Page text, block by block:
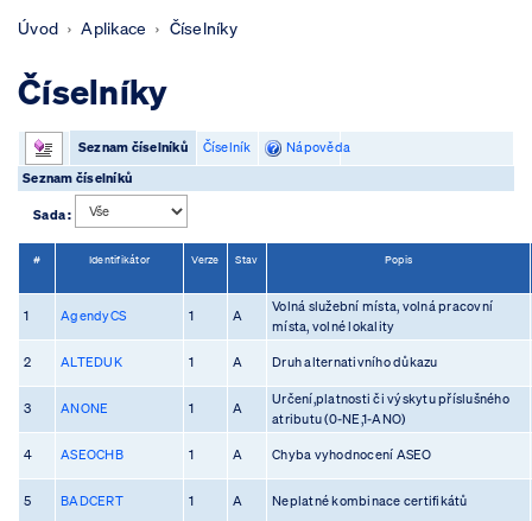
Úvod Aplikace Číselníky
Číselníky
Seznam číselníků Číselník
Nápověda
Seznam číselníků
Sada :
# Identifikátor Verze Stav Popis
1 AgendyCS 1 A
Volná služební místa, volná pracovní
místa, volné lokality
2 ALTEDUK 1 A Druh alternativního důkazu
3 ANONE 1 A
Určení,platnosti či výskytu příslušného
atributu (0-NE,1-ANO)
4 ASEOCHB 1 A Chyba vyhodnocení ASEO
5 BADCERT 1 A Neplatné kombinace certifikátů